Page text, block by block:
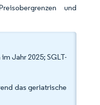
und
Jahr 2025; SGLT-
das geriatrische